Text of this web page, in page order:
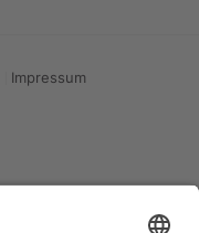
Impressum